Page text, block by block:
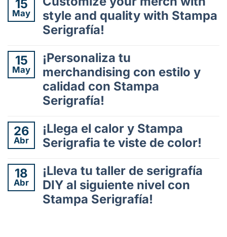
comentarios
en
Serigrafía
sociales:
una
alianza
para
el
el
siglo
XXI
15
May
style and quality with Stampa
Serigrafía!
hay
comentarios
en
Customize
your
merch
style
and
quality
Stampa
Serigrafía!
15
May
¡Personaliza tu
merchandising con estilo y
calidad con Stampa
Serigrafía!
hay
comentarios
en
tu
merchandising
con
estilo
y
26
Abr
¡Llega el calor y Stampa
Serigrafia te viste de color!
hay
comentarios
en
¡Llega
18
Abr
¡Lleva tu taller de serigrafía
DIY al siguiente nivel con
Stampa Serigrafía!